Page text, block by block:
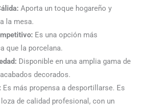
Aporta un toque hogareño y
la mesa.
Es una opción más
que la porcelana.
Disponible en una amplia gama de
decorados.
Es más propensa a desportillarse. Es
de calidad profesional, con un